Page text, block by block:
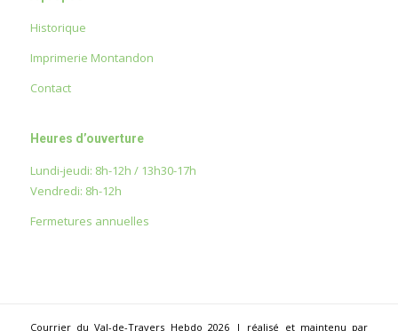
Historique
Imprimerie Montandon
Contact
Heures d’ouverture
Lundi-jeudi: 8h-12h / 13h30-17h
Vendredi: 8h-12h
Fermetures annuelles
Courrier du Val-de-Travers Hebdo 2026 | réalisé et maintenu par